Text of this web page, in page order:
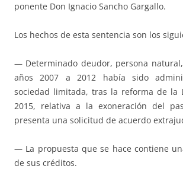
ponente Don Ignacio Sancho Gargallo.
Los hechos de esta sentencia son los
— Determinado deudor, persona
años 2007 a 2012 había sido
sociedad limitada, tras la reforma de la
2015, relativa a la exoneración del
presenta una solicitud de acuerdo
— La propuesta que se hace contiene
de sus créditos.